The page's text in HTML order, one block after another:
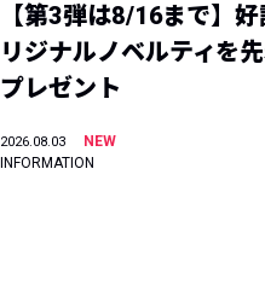
【第3弾は8/16まで】
リジナルノベルティを
プレゼント
2026.08.03
NEW
INFORMATION